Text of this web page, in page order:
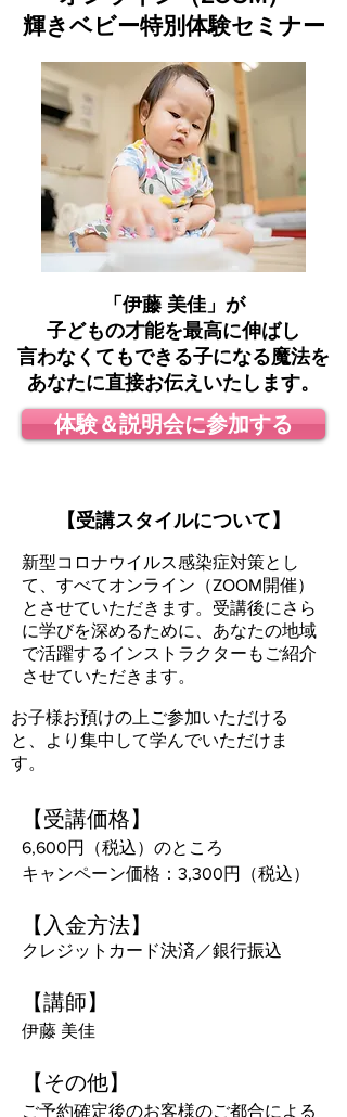
輝きベビー特別体験セミナー
「伊藤 美佳」が
子どもの才能を最高に伸ばし
言わなくてもできる子になる魔法を
あなたに直接お伝えいたします。
体験＆説明会に参加する
【受講スタイルについて】
新型コロナウイルス感染症対策とし
て、すべてオンライン（ZOOM開催）
とさせていただきます。受講後にさら
に学びを深めるために、あなたの地域
で活躍するインストラクターもご紹介
させていただきます。
【受講価格】
6,600円（税込）のところ
キャンペーン価格：3,300円（税込）
【入金方法】
クレジットカード決済／銀行振込
【講師】
伊藤 美佳
【その他】
ご予約確定後のお客様のご都合による
お子様お預けの上ご参加いただける
と、より集中して学んでいただけま
す。